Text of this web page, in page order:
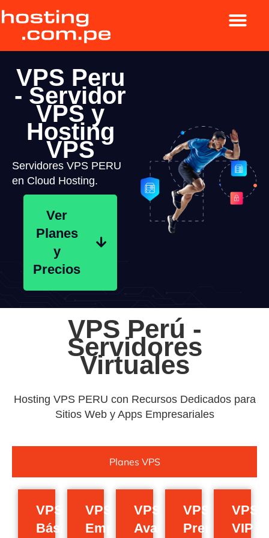
VPS Peru
- Servidor
VPS y
Hosting
VPS
Servidores VPS PERU
en Cloud Hosting.
Ver
Planes
y
Precios
VPS Perú -
Servidores
Virtuales
Hosting VPS PERU con Recursos Dedicados para
Sitios Web y Apps Empresariales
Planes VPS
VPS
Básico
VPS
Empresarial
VPS
Avanzado
VPS
Premium
VPS
VIP